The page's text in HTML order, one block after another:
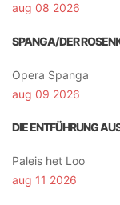
aug 08 2026
SPANGA/DER
Opera Spanga
aug 09 2026
DIE ENTFÜHRUNG
Paleis het Loo
aug 11 2026